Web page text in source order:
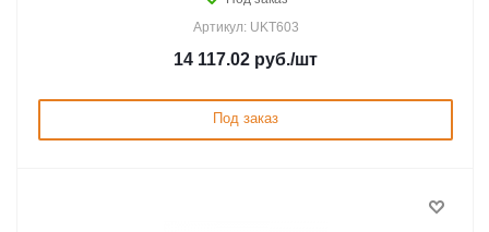
Артикул: UKT603
14 117.02 руб./шт
Под заказ